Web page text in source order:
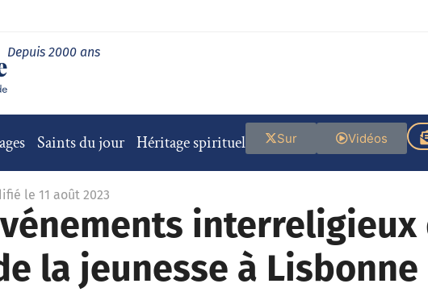
Depuis 2000 ans
Saints du jour Héritage spirituel Vidéos
Sur
le 11 août 2023
interreligieux
la jeunesse à Lisbonne